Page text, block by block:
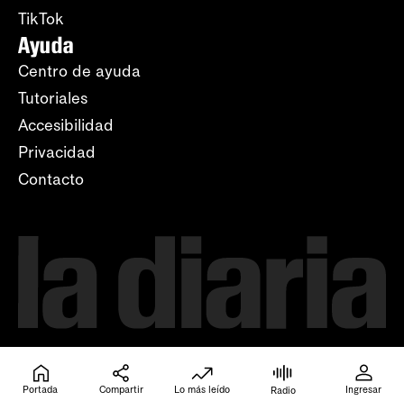
TikTok
Ayuda
Centro de ayuda
Tutoriales
Accesibilidad
Privacidad
Contacto
Portada Compartir Lo más leído Radio Ingresar